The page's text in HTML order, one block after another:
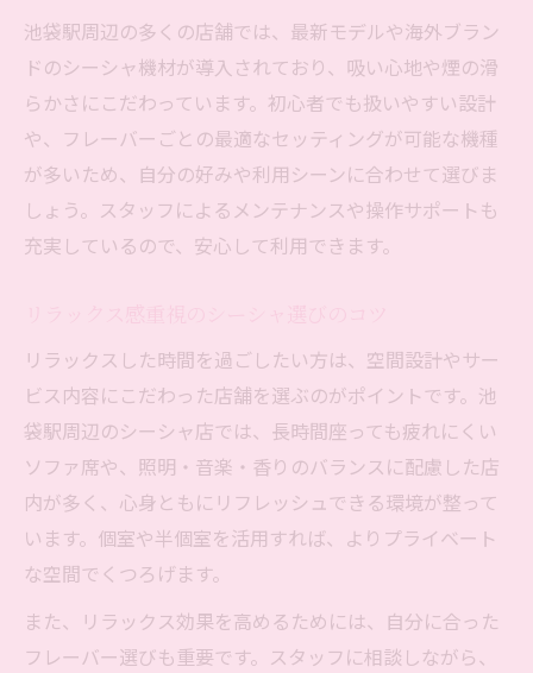
池袋駅周辺の多くの店舗では、最新モデルや海外ブラン
ドのシーシャ機材が導入されており、吸い心地や煙の滑
らかさにこだわっています。初心者でも扱いやすい設計
や、フレーバーごとの最適なセッティングが可能な機種
が多いため、自分の好みや利用シーンに合わせて選びま
しょう。スタッフによるメンテナンスや操作サポートも
充実しているので、安心して利用できます。
リラックスした時間を過ごしたい方は、空間設計やサー
ビス内容にこだわった店舗を選ぶのがポイントです。池
袋駅周辺のシーシャ店では、長時間座っても疲れにくい
ソファ席や、照明・音楽・香りのバランスに配慮した店
内が多く、心身ともにリフレッシュできる環境が整って
います。個室や半個室を活用すれば、よりプライベート
な空間でくつろげます。
また、リラックス効果を高めるためには、自分に合った
フレーバー選びも重要です。スタッフに相談しながら、